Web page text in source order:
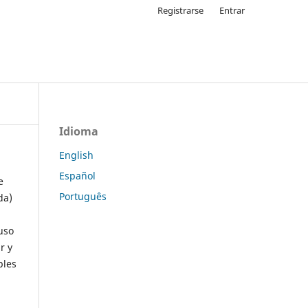
Registrarse Entrar
y
Idioma
English
Español
Português